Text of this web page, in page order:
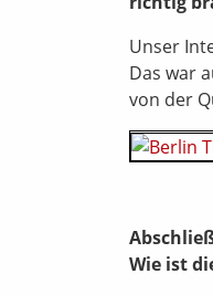
Unser
Das war
von der
Wie ist